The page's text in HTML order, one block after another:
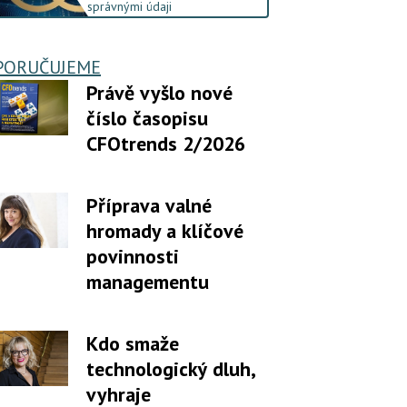
správnými údaji
Právě vyšlo nové
číslo časopisu
CFOtrends 2/2026
Příprava valné
hromady a klíčové
povinnosti
managementu
Kdo smaže
technologický dluh,
vyhraje